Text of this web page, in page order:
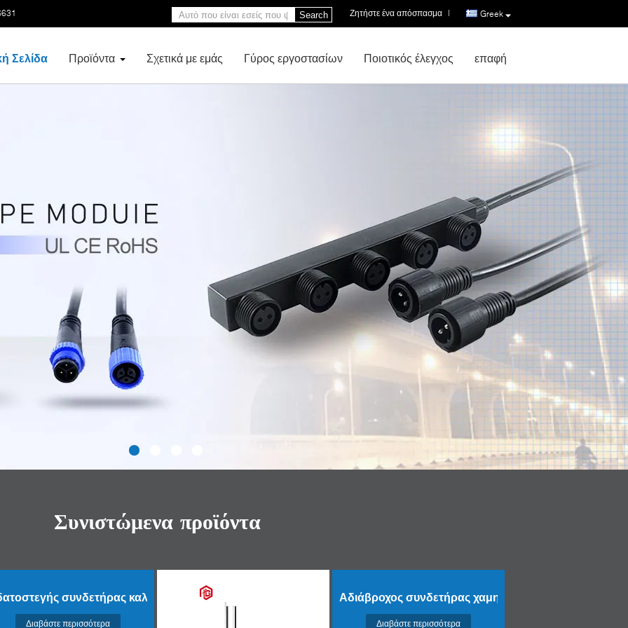
Greek
Ζητήστε ένα απόσπασμα |
Search
Σελίδα Προϊόντα Σχετικά με εμάς Γύρος εργοστασίων Ποιοτικός έλεγχος επαφή
Συνιστώμενα προϊόντα
συνδετήρας καλωδίων
Διαβάστε περισσότερα
Αδιάβροχος συνδετήρας χαμηλής τάσης
Διαβάστε περισσότερα